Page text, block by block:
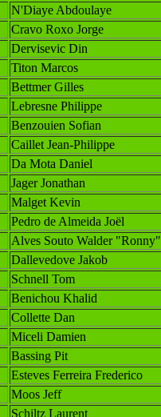
N'Diaye Abdoulaye
Cravo Roxo Jorge
Dervisevic Din
Titon Marcos
Bettmer Gilles
Lebresne Philippe
Benzouien Sofian
Caillet Jean-Philippe
Da Mota Daniel
Jager Jonathan
Malget Kevin
Pedro de Almeida Joël
Alves Souto Walder "Ronny"
Dallevedove Jakob
Schnell Tom
Benichou Khalid
Collette Dan
Miceli Damien
Bassing Pit
Esteves Ferreira Frederico
Moos Jeff
Schiltz Laurent